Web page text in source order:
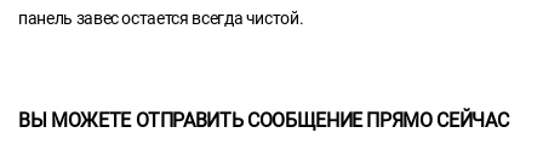
панель завес остается всегда чистой.
ВЫ МОЖЕТЕ ОТПРАВИТЬ СООБЩЕНИЕ ПРЯМО СЕЙЧАС